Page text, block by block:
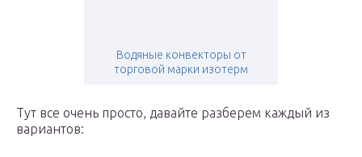
Водяные конвекторы от
торговой марки изотерм
Тут все очень просто, давайте разберем каждый из
вариантов: